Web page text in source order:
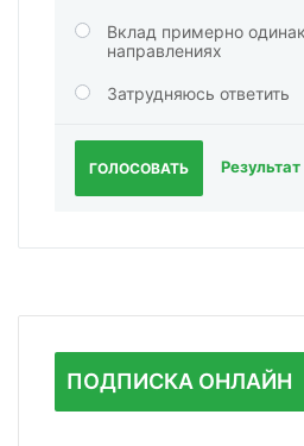
Вклад примерно
направлениях
Затрудняюсь ответить
ГОЛОСОВАТЬ Результат
ПОДПИСКА ОНЛАЙН